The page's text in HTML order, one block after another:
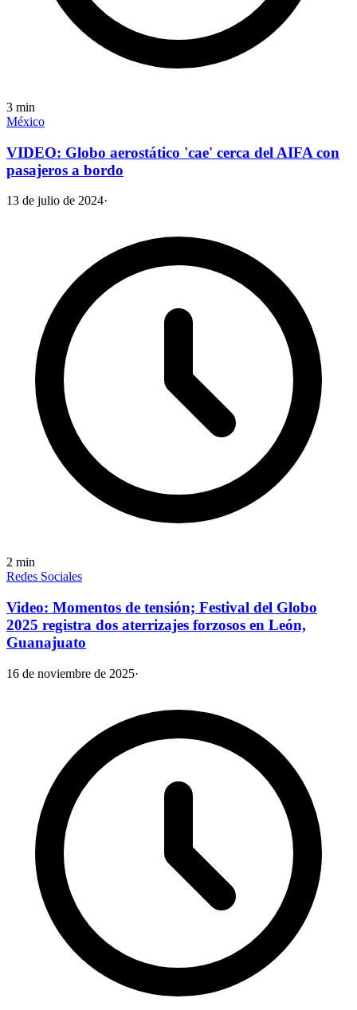
3 min
México
VIDEO: Globo aerostático 'cae' cerca del AIFA con
pasajeros a bordo
13 de julio de 2024·
2 min
Redes Sociales
Video: Momentos de tensión; Festival del Globo
2025 registra dos aterrizajes forzosos en León,
Guanajuato
16 de noviembre de 2025·